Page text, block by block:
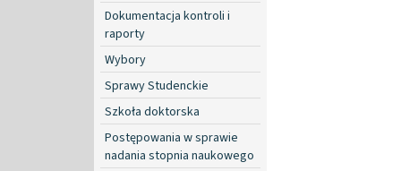
Dokumentacja kontroli i
raporty
Wybory
Sprawy Studenckie
Szkoła doktorska
Postępowania w sprawie
nadania stopnia naukowego